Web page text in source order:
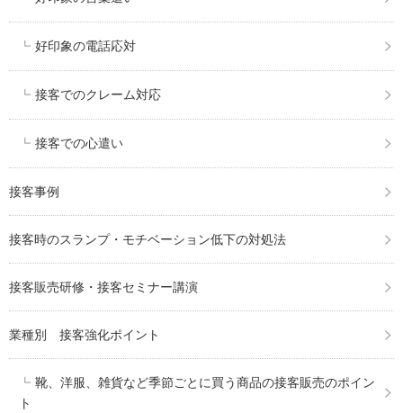
好印象の電話応対
接客でのクレーム対応
接客での心遣い
接客事例
接客時のスランプ・モチベーション低下の対処法
接客販売研修・接客セミナー講演
業種別 接客強化ポイント
靴、洋服、雑貨など季節ごとに買う商品の接客販売のポイン
ト